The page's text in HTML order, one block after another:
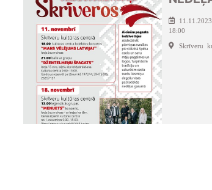
18:00
Skrīveru